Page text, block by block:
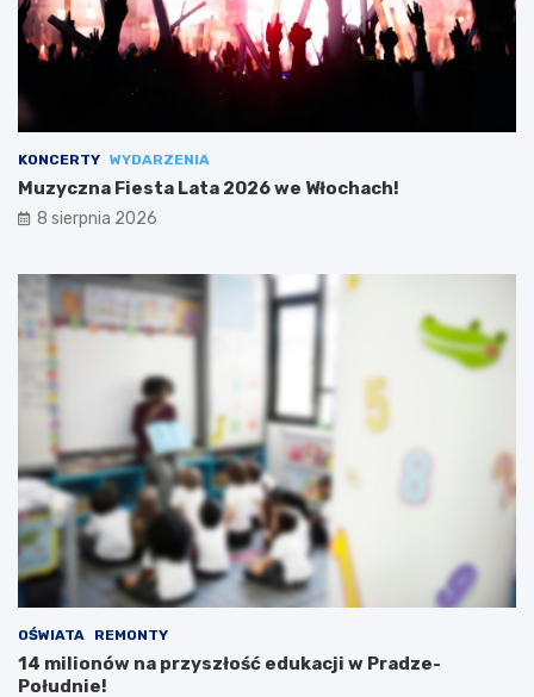
KONCERTY WYDARZENIA
Muzyczna Fiesta Lata 2026 we Włochach!
8 sierpnia 2026
OŚWIATA REMONTY
14 milionów na przyszłość edukacji w Pradze-
Południe!